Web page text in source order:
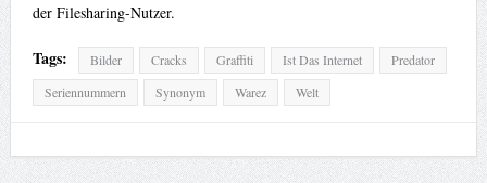
der Filesharing-Nutzer.
Tags: Bilder Cracks Graffiti Ist Das Internet
Predator
Seriennummern
Synonym Warez Welt